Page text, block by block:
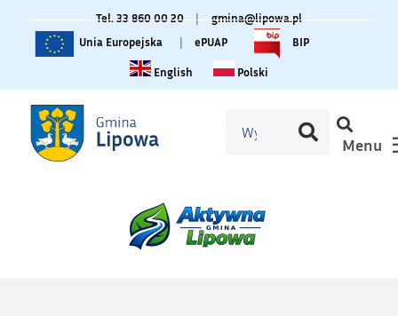
Tel. 33 860 00 20 |
gmina@lipowa.pl
Unia Europejska
| ePUAP
BIP
Change language to English
English Zmiana języka na polski
Polski
Menu